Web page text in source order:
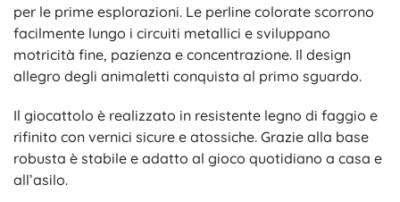
per le prime esplorazioni. Le perline colorate scorrono
facilmente lungo i circuiti metallici e sviluppano
motricità fine, pazienza e concentrazione. Il design
allegro degli animaletti conquista al primo sguardo.
Il giocattolo è realizzato in resistente legno di faggio e
rifinito con vernici sicure e atossiche. Grazie alla base
robusta è stabile e adatto al gioco quotidiano a casa e
all’asilo.